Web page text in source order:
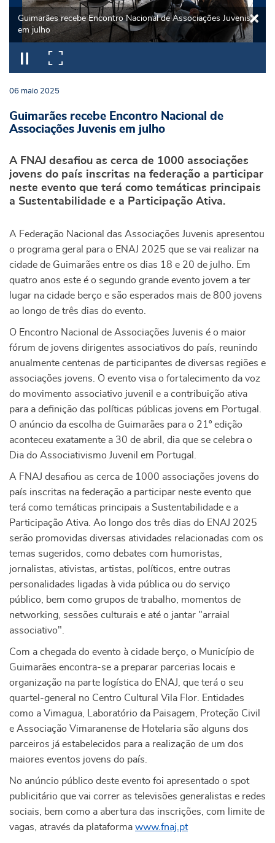
Guimarães recebe Encontro Nacional de Associações Juvenis
em julho
06 maio 2025
Guimarães recebe Encontro Nacional de
Associações Juvenis em julho
A FNAJ desafiou as cerca de 1000 associações
jovens do país inscritas na federação a participar
neste evento que terá como temáticas principais
a Sustentabilidade e a Participação Ativa.
A Federação Nacional das Associações Juvenis apresentou
o programa geral para o ENAJ 2025 que se vai realizar na
cidade de Guimarães entre os dias 18 e 20 de julho. Em
quatro anos este é o segundo grande evento jovem a ter
lugar na cidade berço e são esperados mais de 800 jovens
ao longo de três dias do evento.
O Encontro Nacional de Associações Juvenis é o maior
fórum de jovens dirigentes associativos do país, reunindo
anualmente centenas de participantes de diversas regiões e
associações jovens. O evento visa o fortalecimento da voz
do movimento associativo juvenil e a contribuição ativa
para a definição das políticas públicas jovens em Portugal.
O anúncio da escolha de Guimarães para o 21º edição
aconteceu exatamente a 30 de abril, dia que se celebra o
Dia do Associativismo Juvenil em Portugal.
A FNAJ desafiou as cerca de 1000 associações jovens do
país inscritas na federação a participar neste evento que
terá como temáticas principais a Sustentabilidade e a
Participação Ativa. Ao longo dos três dias do ENAJ 2025
serão promovidas diversas atividades relacionadas com os
temas sugeridos, como debates com humoristas,
jornalistas, ativistas, artistas, políticos, entre outras
personalidades ligadas à vida pública ou do serviço
público, bem como grupos de trabalho, momentos de
networking, sessões culturais e até o jantar "arraial
associativo".
Com a chegada do evento à cidade berço, o Município de
Guimarães encontra-se a preparar parcerias locais e
organização na parte logística do ENAJ, que terá o seu
quartel-general no Centro Cultural Vila Flor. Entidades
como a Vimagua, Laboratório da Paisagem, Proteção Civil
e Associação Vimaranense de Hotelaria são alguns dos
parceiros já estabelecidos para a realização de um dos
maiores eventos jovens do país.
No anúncio público deste evento foi apresentado o spot
publicitário que vai correr as televisões generalistas e redes
sociais, bem como a abertura das inscrições, com limite de
vagas, através da plataforma www.fnaj.pt